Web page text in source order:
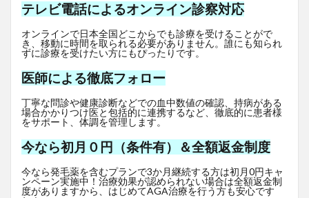
テレビ電話によるオンライン診察対応
オンラインで日本全国どこからでも診療を受けることがで
き、移動に時間を取られる必要がありません。誰にも知られ
ずに診療を受けたい方にもぴったりです。
医師による徹底フォロー
丁寧な問診や健康診断などでの血中数値の確認、持病がある
場合かかりつけ医と包括的に連携するなど、徹底的に患者様
をサポート、体調を管理します。
今なら初月０円（条件有）＆全額返金制度
今なら発毛薬を含むプランで3か月継続する方は初月0円キャ
ンペーン実施中！治療効果が認められない場合は全額返金制
度がありますから、はじめてAGA治療を行う方も安心です